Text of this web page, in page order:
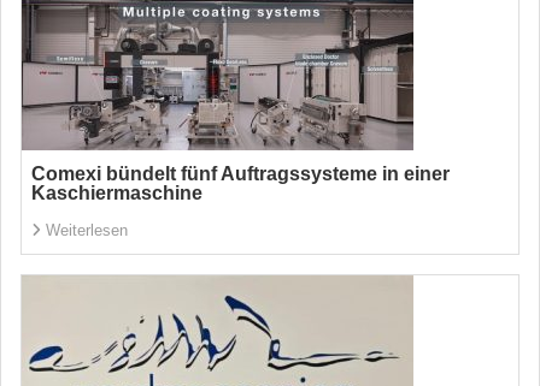
Comexi bündelt fünf Auftragssysteme in einer
Kaschiermaschine
Weiterlesen